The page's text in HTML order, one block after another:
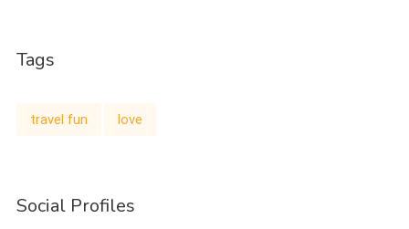
Tags
travel fun love
Social Profiles